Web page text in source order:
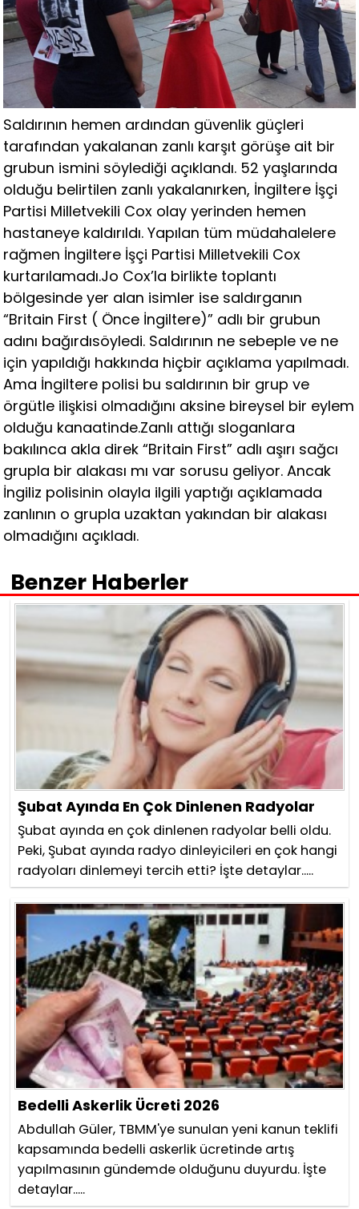
Saldırının hemen ardından güvenlik güçleri
tarafından yakalanan zanlı karşıt görüşe ait bir
grubun ismini söylediği açıklandı. 52 yaşlarında
olduğu belirtilen zanlı yakalanırken, İngiltere İşçi
Partisi Milletvekili Cox olay yerinden hemen
hastaneye kaldırıldı. Yapılan tüm müdahalelere
rağmen İngiltere İşçi Partisi Milletvekili Cox
kurtarılamadı.Jo Cox’la birlikte toplantı
bölgesinde yer alan isimler ise saldırganın
“Britain First ( Önce İngiltere)” adlı bir grubun
adını bağırdısöyledi. Saldırının ne sebeple ve ne
için yapıldığı hakkında hiçbir açıklama yapılmadı.
Ama İngiltere polisi bu saldırının bir grup ve
örgütle ilişkisi olmadığını aksine bireysel bir eylem
olduğu kanaatinde.Zanlı attığı sloganlara
bakılınca akla direk “Britain First” adlı aşırı sağcı
grupla bir alakası mı var sorusu geliyor. Ancak
İngiliz polisinin olayla ilgili yaptığı açıklamada
zanlının o grupla uzaktan yakından bir alakası
olmadığını açıkladı.
Benzer Haberler
Şubat Ayında En Çok Dinlenen Radyolar
Şubat ayında en çok dinlenen radyolar belli oldu.
Peki, Şubat ayında radyo dinleyicileri en çok hangi
radyoları dinlemeyi tercih etti? İşte detaylar.....
Bedelli Askerlik Ücreti 2026
Abdullah Güler, TBMM'ye sunulan yeni kanun teklifi
kapsamında bedelli askerlik ücretinde artış
yapılmasının gündemde olduğunu duyurdu. İşte
detaylar.....